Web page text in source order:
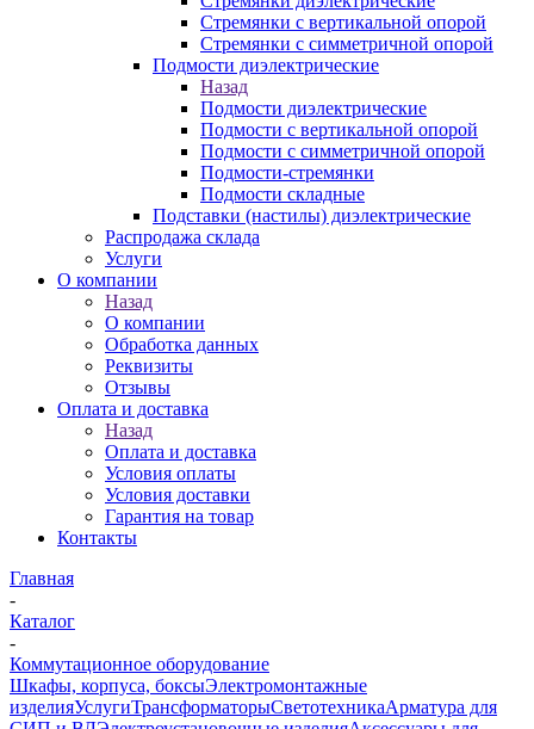
Стремянки с вертикальной опорой
Стремянки с симметричной опорой
Подмости диэлектрические
Назад
Подмости диэлектрические
Подмости с вертикальной опорой
Подмости с симметричной опорой
Подмости-стремянки
Подмости складные
Подставки (настилы) диэлектрические
Распродажа склада
Услуги
О компании
Назад
О компании
Обработка данных
Реквизиты
Отзывы
Оплата и доставка
Назад
Оплата и доставка
Условия оплаты
Условия доставки
Гарантия на товар
Контакты
Главная
-
Каталог
-
Коммутационное оборудование
Шкафы, корпуса, боксыЭлектромонтажные
изделияУслугиТрансформаторыСветотехникаАрматура для